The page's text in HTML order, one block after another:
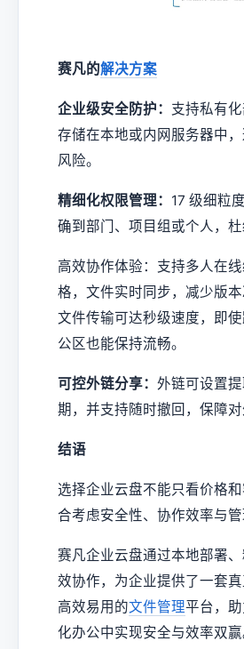
赛凡的解决方案
企业级安全防护： 支持私有
存储在本地或内网服务器中
风险。
精细化权限管理： 17 级细粒
确到部门、项目组或个人，杜
高效协作体验：支持多人在
格，文件实时同步，减少版
文件传输可达秒级速度，即
公区也能保持流畅。
可控外链分享： 外链可设置
期，并支持随时撤回，保障对
结语
选择企业云盘不能只看价格
合考虑安全性、协作效率与管
赛凡企业云盘通过本地部署
效协作，为企业提供了一套
高效易用的文件管理平台，
化办公中实现安全与效率双赢